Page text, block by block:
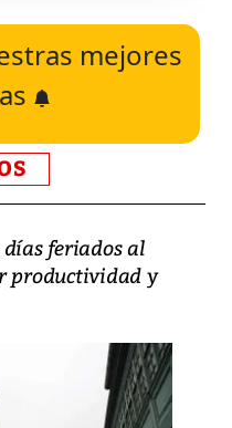
mejores
feriados al
productividad y